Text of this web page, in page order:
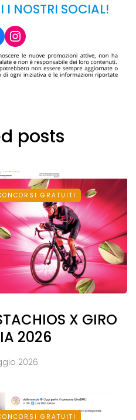
I NOSTRI SOCIAL!
Instagram
posts
GRATUITI
X GIRO
2026
2026
GRATUITI